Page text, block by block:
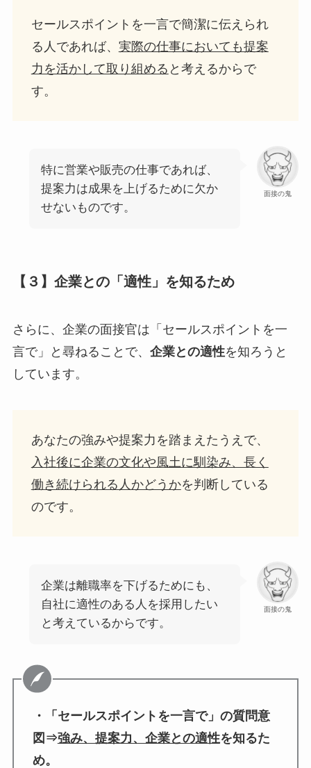
セールスポイントを一言で簡潔に伝えられ
る人であれば、 実際の仕事においても提案
力を活かして取り組める と考えるからで
す。
面接の鬼
特に営業や販売の仕事であれば、
提案力は成果を上げるために欠か
せないものです。
【３】企業との「適性」を知るため
さらに、企業の面接官は「セールスポイントを一
言で」と尋ねることで、 企業との適性を知ろうと
しています。
あなたの強みや提案力を踏まえたうえで、
入社後に企業の文化や風土に馴染み、長く
働き続けられる人かどうかを判断している
のです。
面接の鬼
企業は離職率を下げるためにも、
自社に適性のある人を採用したい
と考えているからです。
・「セールスポイントを一言で」の質問意
図⇒強み、提案力、企業との適性を知るた
め。